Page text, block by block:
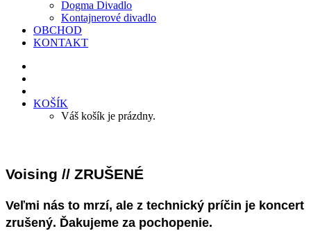
Dogma Divadlo
Kontajnerové divadlo
OBCHOD
KONTAKT
KOŠÍK
Váš košík je prázdny.
Voising // ZRUŠENÉ
Veľmi nás to mrzí, ale z technický príčin je koncert
zrušený. Ďakujeme za pochopenie.